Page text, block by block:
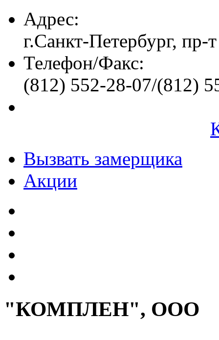
Адрес:
г.Санкт-Петербург, пр-
Телефон/Факс:
(812) 552-28-07/(812)
Вызвать замерщика
Акции
"КОМПЛЕН", ООО